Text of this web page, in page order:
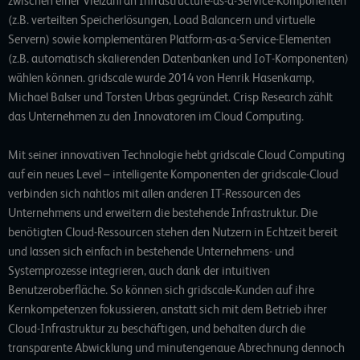
(z.B. verteilten Speicherlösungen, Load Balancern und virtuelle
Servern) sowie komplementären Platform-as-a-Service-Elementen
(z.B. automatisch skalierenden Datenbanken und IoT-Komponenten)
wählen können. gridscale wurde 2014 von Henrik Hasenkamp,
Michael Balser und Torsten Urbas gegründet. Crisp Research zählt
das Unternehmen zu den Innovatoren im Cloud Computing.
Mit seiner innovativen Technologie hebt gridscale Cloud Computing
auf ein neues Level – intelligente Komponenten der gridscale-Cloud
verbinden sich nahtlos mit allen anderen IT-Ressourcen des
Unternehmens und erweitern die bestehende Infrastruktur. Die
benötigten Cloud-Ressourcen stehen den Nutzern in Echtzeit bereit
und lassen sich einfach in bestehende Unternehmens- und
Systemprozesse integrieren, auch dank der intuitiven
Benutzeroberfläche. So können sich gridscale-Kunden auf ihre
Kernkompetenzen fokussieren, anstatt sich mit dem Betrieb ihrer
Cloud-Infrastruktur zu beschäftigen, und behalten durch die
transparente Abwicklung und minutengenaue Abrechnung dennoch